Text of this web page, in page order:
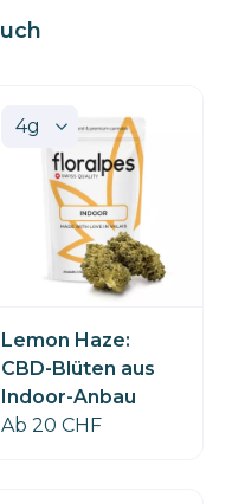
Lemon Haze:
CBD-Blüten aus
Indoor-Anbau
Ab 20 CHF